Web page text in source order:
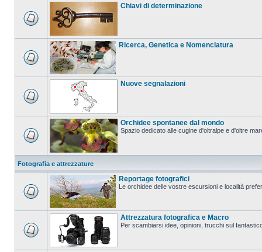
Chiavi di determinazione
Ricerca, Genetica e Nomenclatura
Nuove segnalazioni
Orchidee spontanee dal mondo
Spazio dedicato alle cugine d'oltralpe e d'oltre
Fotografia e attrezzature
Reportage fotografici
Le orchidee delle vostre escursioni e località
Attrezzatura fotografica e Macro
Per scambiarsi idee, opinioni, trucchi sul